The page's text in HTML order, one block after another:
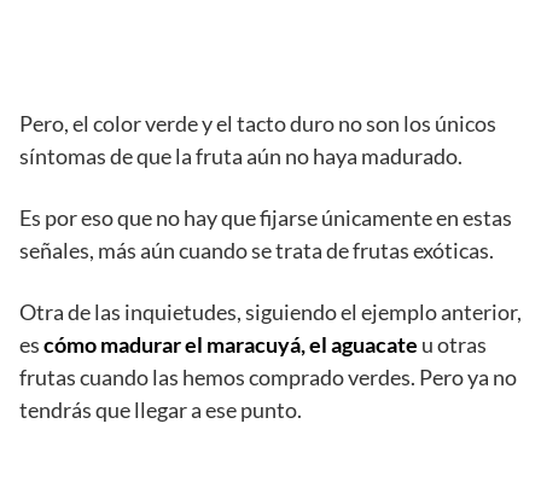
Pero, el color verde y el tacto duro no son los únicos
síntomas de que la fruta aún no haya madurado.
Es por eso que no hay que fijarse únicamente en estas
señales, más aún cuando se trata de frutas exóticas.
Otra de las inquietudes, siguiendo el ejemplo anterior,
escómo madurar el maracuyá, el aguacate u otras
frutas cuando las hemos comprado verdes. Pero ya no
tendrás que llegar a ese punto.